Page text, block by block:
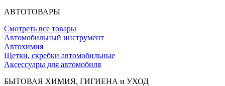
АВТОТОВАРЫ
Смотреть все товары
Автомобильный инструмент
Автохимия
Щетки, скребки автомобильные
Аксессуары для автомобиля
БЫТОВАЯ ХИМИЯ, ГИГИЕНА и УХОД